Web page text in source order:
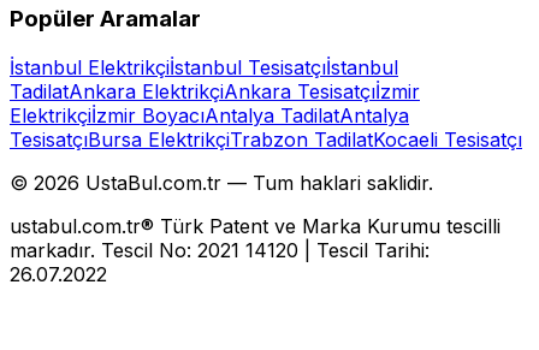
Popüler Aramalar
İstanbul Elektrikçiİstanbul Tesisatçıİstanbul
TadilatAnkara ElektrikçiAnkara Tesisatçıİzmir
Elektrikçiİzmir BoyacıAntalya TadilatAntalya
TesisatçıBursa ElektrikçiTrabzon TadilatKocaeli Tesisatçı
© 2026 UstaBul.com.tr — Tum haklari saklidir.
ustabul.com.tr® Türk Patent ve Marka Kurumu tescilli
markadır. Tescil No: 2021 14120 | Tescil Tarihi:
26.07.2022